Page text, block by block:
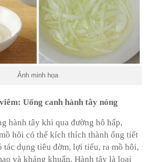
Ảnh minh họa
Uống canh hành tây nóng
hành tây khi qua đường hô hấp,
hôi có thể kích thích thành ống tiết
tác dụng tiêu đờm, lợi tiểu, ra mồ hôi,
và kháng khuẩn. Hành tây là loại